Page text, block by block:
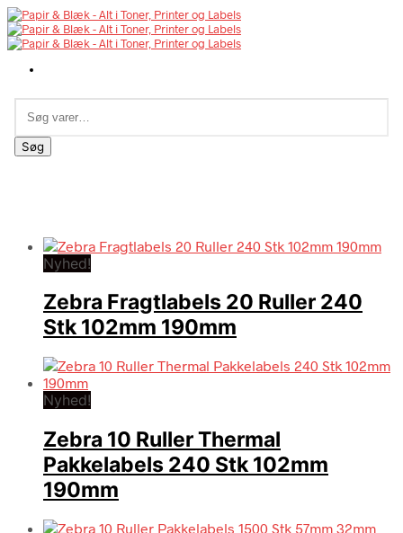
efter:
Søg
Nyhed!
Zebra Fragtlabels 20 Ruller 240
Stk 102mm 190mm
Nyhed!
Zebra 10 Ruller Thermal
Pakkelabels 240 Stk 102mm
190mm